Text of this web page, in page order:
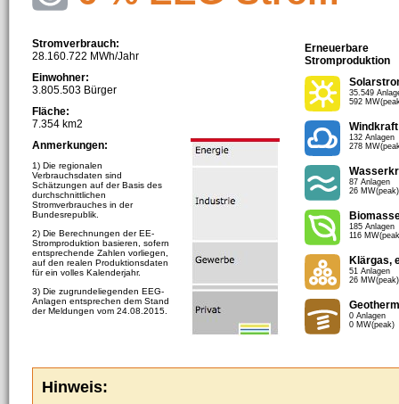
Stromverbrauch:
28.160.722 MWh/Jahr
Einwohner:
3.805.503 Bürger
Fläche:
7.354 km2
Anmerkungen:
1) Die regionalen
Verbrauchsdaten sind
Schätzungen auf der Basis des
durchschnittlichen
Stromverbrauches in der
Bundesrepublik.
2) Die Berechnungen der EE-
Stromproduktion basieren, sofern
entsprechende Zahlen vorliegen,
auf den realen Produktionsdaten
für ein volles Kalenderjahr.
3) Die zugrundeliegenden EEG-
Anlagen entsprechen dem Stand
der Meldungen vom 24.08.2015.
Erneuerbare
Stromproduktion
35.549
592
Windkraft
132 Anlagen
278
87 Anlagen
26 MW(peak)
185 Anlagen
116
Klärgas,
51 Anlagen
26 MW(peak)
0 Anlagen
0 MW(peak)
Hinweis: